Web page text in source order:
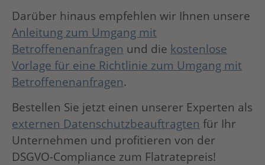
Darüber hinaus empfehlen wir Ihnen unsere
Anleitung zum Umgang mit
Betroffenenanfragen und die kostenlose
Vorlage für eine Richtlinie zum Umgang mit
Betroffenenanfragen.
Bestellen Sie jetzt einen unserer Experten als
externen Datenschutzbeauftragten für Ihr
Unternehmen und profitieren von der
DSGVO-Compliance zum Flatratepreis!